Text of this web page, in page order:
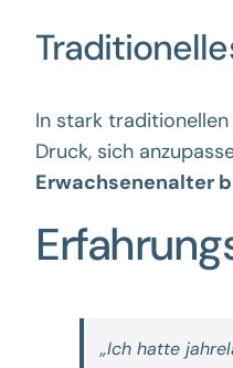
In stark
Druck, sich
Erwachsenenalter
„Ich hatte